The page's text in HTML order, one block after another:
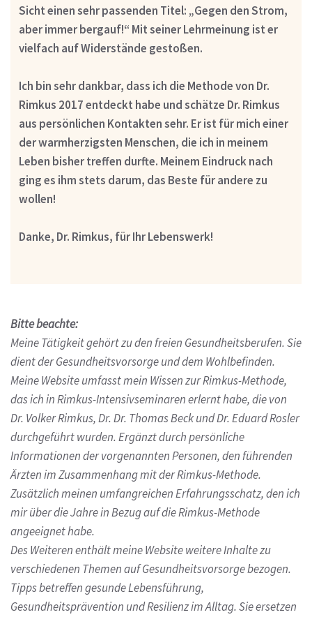
Sicht einen sehr passenden Titel: „Gegen den Strom,
aber immer bergauf!“ Mit seiner Lehrmeinung ist er
vielfach auf Widerstände gestoßen.
Ich bin sehr dankbar, dass ich die Methode von Dr.
Rimkus 2017 entdeckt habe und schätze Dr. Rimkus
aus persönlichen Kontakten sehr. Er ist für mich einer
der warmherzigsten Menschen, die ich in meinem
Leben bisher treffen durfte. Meinem Eindruck nach
ging es ihm stets darum, das Beste für andere zu
wollen!
Danke, Dr. Rimkus, für Ihr Lebenswerk!
Bitte beachte:
Meine Tätigkeit gehört zu den freien Gesundheitsberufen. Sie
dient der Gesundheitsvorsorge und dem Wohlbefinden.
Meine Website umfasst mein Wissen zur Rimkus-Methode,
das ich in Rimkus-Intensivseminaren erlernt habe, die von
Dr. Volker Rimkus, Dr. Dr. Thomas Beck und Dr. Eduard Rosler
durchgeführt wurden. Ergänzt durch persönliche
Informationen der vorgenannten Personen, den führenden
Ärzten im Zusammenhang mit der Rimkus-Methode.
Zusätzlich meinen umfangreichen Erfahrungsschatz, den ich
mir über die Jahre in Bezug auf die Rimkus-Methode
angeeignet habe.
Des Weiteren enthält meine Website weitere Inhalte zu
verschiedenen Themen auf Gesundheitsvorsorge bezogen.
Tipps betreffen gesunde Lebensführung,
Gesundheitsprävention und Resilienz im Alltag. Sie ersetzen